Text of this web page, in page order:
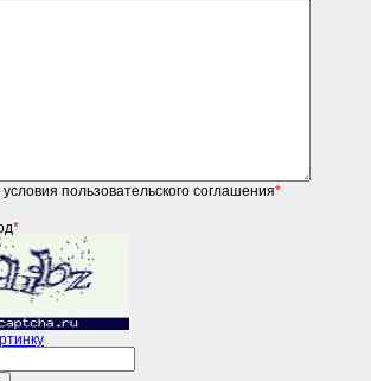
пользовательского соглашения*
*